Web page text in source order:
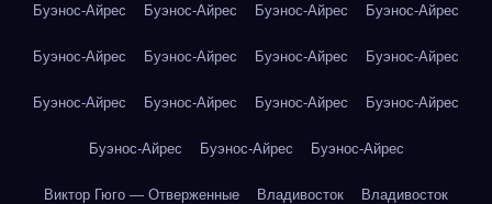
Буэнос-Айрес Буэнос-Айрес Буэнос-Айрес Буэнос-Айрес
Буэнос-Айрес Буэнос-Айрес Буэнос-Айрес Буэнос-Айрес
Буэнос-Айрес Буэнос-Айрес Буэнос-Айрес Буэнос-Айрес
Буэнос-Айрес Буэнос-Айрес Буэнос-Айрес
Виктор Гюго — Отверженные Владивосток Владивосток